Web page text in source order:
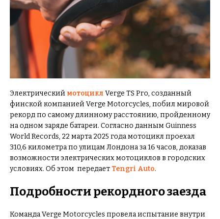
Электрический мотоцикл Verge TS Pro, созданный
финской компанией Verge Motorcycles, побил мировой
рекорд по самому длинному расстоянию, пройденному
на одном заряде батареи. Согласно данным Guinness
World Records, 22 марта 2025 года мотоцикл проехал
310,6 километра по улицам Лондона за 16 часов, доказав
возможности электрических мотоциклов в городских
условиях. Об этом передает Tengri Auto.
Подробности рекордного заезда
Команда Verge Motorcycles провела испытание внутри